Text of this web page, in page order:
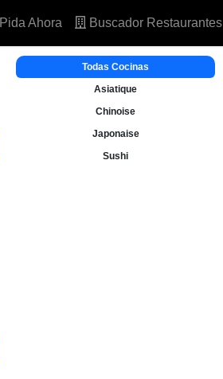
Pida Ahora Buscador Restaurantes
Todas Cocinas
Asiatique
Chinoise
Japonaise
Sushi